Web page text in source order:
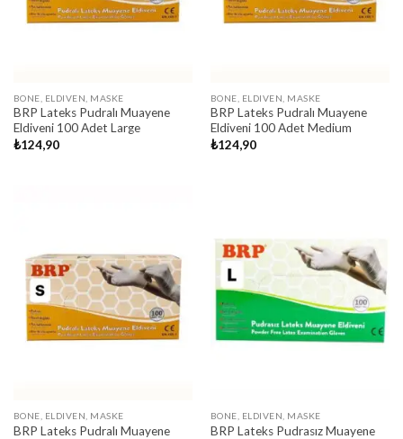
BONE, ELDIVEN, MASKE
BRP Lateks Pudralı Muayene
Eldiveni 100 Adet Large
₺124,90
BONE, ELDIVEN, MASKE
BRP Lateks Pudralı Muayene
Eldiveni 100 Adet Medium
₺124,90
BONE, ELDIVEN, MASKE
BRP Lateks Pudralı Muayene
BONE, ELDIVEN, MASKE
BRP Lateks Pudrasız Muayene